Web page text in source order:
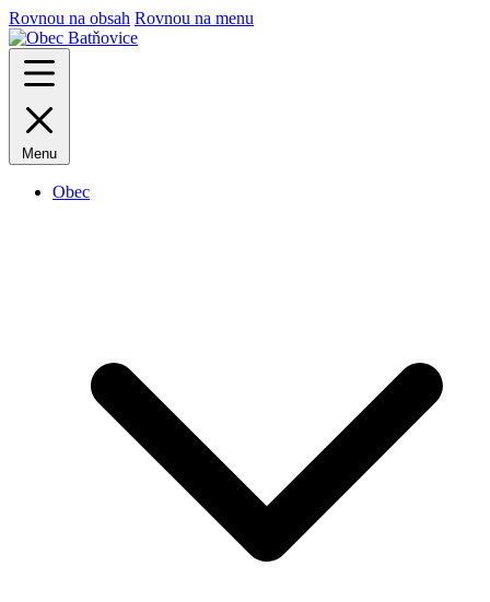
Rovnou na obsah Rovnou na menu
Menu
Obec